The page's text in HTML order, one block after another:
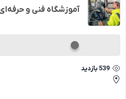
آموزشگاه فنی و
539بازدید